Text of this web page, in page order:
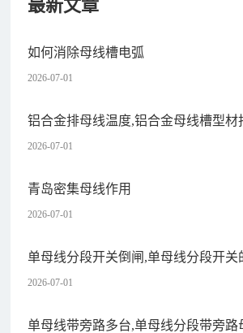
最新文章
如何消除母线槽电弧
2026-07-01
铝合金排母线温度,铝合金母线槽型材
2026-07-01
青岛密集母线作用
2026-07-01
单母线分段开关倒闸,单母线分段开关
2026-07-01
单母线带旁路多台,单母线分段带旁路